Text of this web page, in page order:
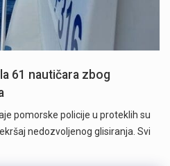
61 nautičara zbog
pomorske policije u proteklih su
nedozvoljenog glisiranja. Svi